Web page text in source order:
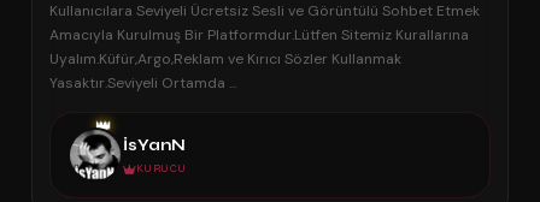
Kullanıcılara Seviyeli Ücretsiz Sesli ve Görüntülü Sohbet Etmek
Amacıyla Kurulmuş Bir Platformdur.Lütfen Sitemiz Kurallarına
Uyalım.Küfür,Argo,Reklam ve Kırıcı Sözler Kullanmak
Yasaktır.Seviyeli Ortamda ...
👑
İsYanN
KURUCU